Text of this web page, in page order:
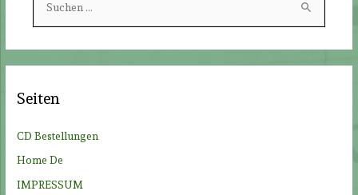
h
n
h
Seiten
CD Bestellungen
Home De
IMPRESSUM